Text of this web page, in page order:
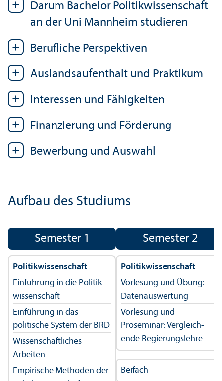
Darum Bachelor Politik­wissenschaft
an der Uni Mannheim studieren
Berufliche Perspektiven
Auslands­aufenthalt und Praktikum
Interessen und Fähigkeiten
Finanzierung und Förderung
Bewerbung und Auswahl
Aufbau des Studiums
Semester 1
Politik­wissenschaft
Einführung in die Politik­
wissenschaft
Einführung in das
politische System der BRD
Wissenschaft­liches
Arbeiten
Empirische Methoden der
Semester 2
Politik­wissenschaft
Vorlesung und Übung:
Datenauswertung
Vorlesung und
Proseminar: Vergleich­
ende Regierungs­lehre
Beifach